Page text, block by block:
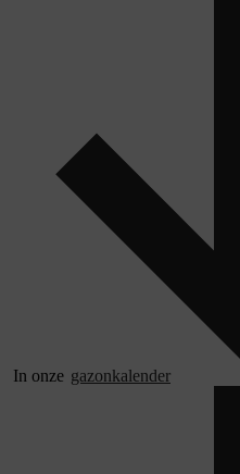
In onze gazonkalender